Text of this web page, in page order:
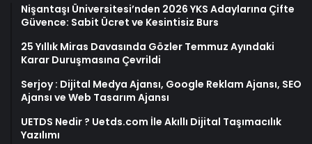
Nişantaşı Üniversitesi’nden 2026 YKS Adaylarına Çifte
Güvence: Sabit Ücret ve Kesintisiz Burs
25 Yıllık Miras Davasında Gözler Temmuz Ayındaki
Karar Duruşmasına Çevrildi
Serjoy : Dijital Medya Ajansı, Google Reklam Ajansı, SEO
Ajansı ve Web Tasarım Ajansı
UETDS Nedir ? Uetds.com İle Akıllı Dijital Taşımacılık
Yazılımı